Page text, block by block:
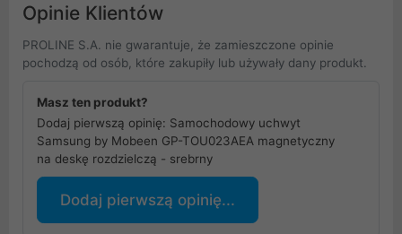
Opinie Klientów
PROLINE S.A. nie gwarantuje, że zamieszczone opinie
pochodzą od osób, które zakupiły lub używały dany produkt.
Masz ten produkt?
Dodaj pierwszą opinię: Samochodowy uchwyt
Samsung by Mobeen GP-TOU023AEA magnetyczny
na deskę rozdzielczą - srebrny
Dodaj pierwszą opinię...